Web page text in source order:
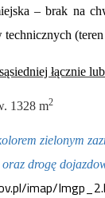
– brak na
łącznie
1328 m2
zielonym
drogę
imap/